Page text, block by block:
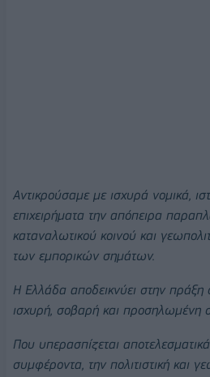
Αντικρούσαμε με ισχυρά νομικά,
επιχειρήματα την απόπειρα
καταναλωτικού κοινού και
των εμπορικών σημάτων.
Η Ελλάδα αποδεικνύει στην πράξη
ισχυρή, σοβαρή και προσηλωμένη
Που υπερασπίζεται
συμφέροντα, την πολιτιστική και